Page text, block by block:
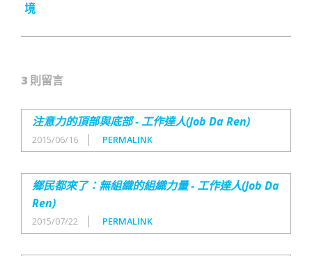
境
3 則留言
注意力的頂部與底部 - 工作達人(Job Da Ren)
2015/06/16 PERMALINK
鄉民都來了：無組織的組織力量 - 工作達人(Job Da
Ren)
2015/07/22 PERMALINK